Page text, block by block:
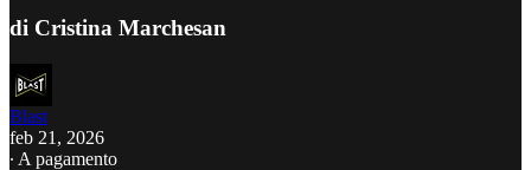
di Cristina Marchesan
Blast
feb 21, 2026
∙ A pagamento